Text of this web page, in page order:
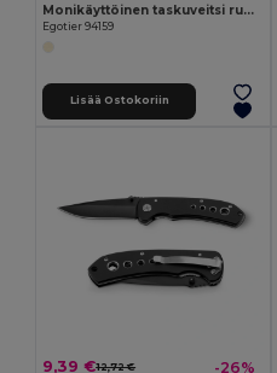
Monikäyttöinen taskuveitsi ruostumattomasta teräksestä ja puusta
Egotier 94159
Lisää Ostokoriin
9,39 €12,72 € -26%